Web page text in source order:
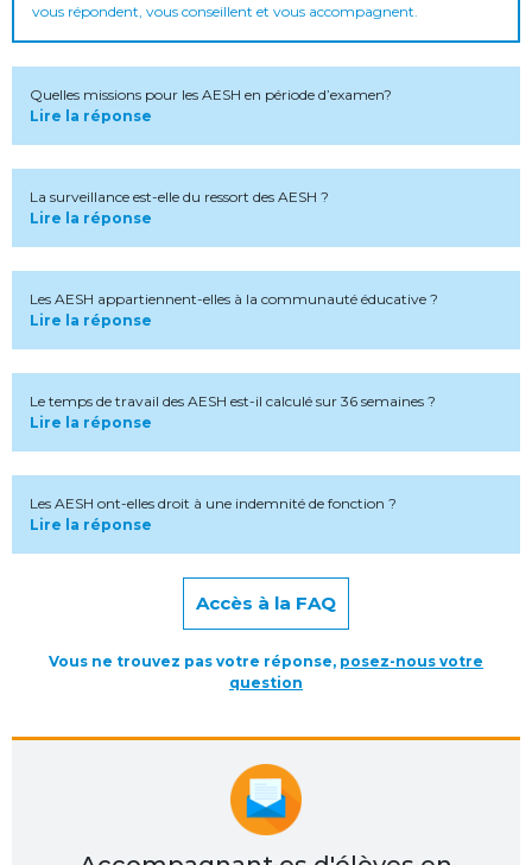
vous répondent, vous conseillent et vous accompagnent.
Quelles missions pour les AESH en période d’examen?
Lire la réponse
La surveillance est-elle du ressort des AESH ?
Lire la réponse
Les AESH appartiennent-elles à la communauté éducative ?
Lire la réponse
Le temps de travail des AESH est-il calculé sur 36 semaines ?
Lire la réponse
Les AESH ont-elles droit à une indemnité de fonction ?
Lire la réponse
Accès à la FAQ
Vous ne trouvez pas votre réponse, posez-nous votre
question